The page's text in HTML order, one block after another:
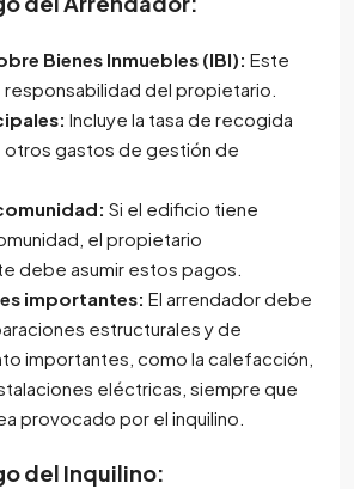
Bienes Inmuebles (IBI): Este
del propietario.
Incluye la tasa de recogida
otros gastos de gestión de
Si el edificio tiene
el propietario
debe asumir estos pagos.
importantes: El arrendador debe
estructurales y de
importantes, como la calefacción,
eléctricas, siempre que
provocado por el inquilino.
del Inquilino: